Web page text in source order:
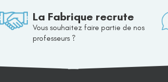
La Fabrique recrute
Vous souhaitez faire partie de nos
professeurs ?